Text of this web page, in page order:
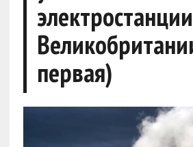
первая)